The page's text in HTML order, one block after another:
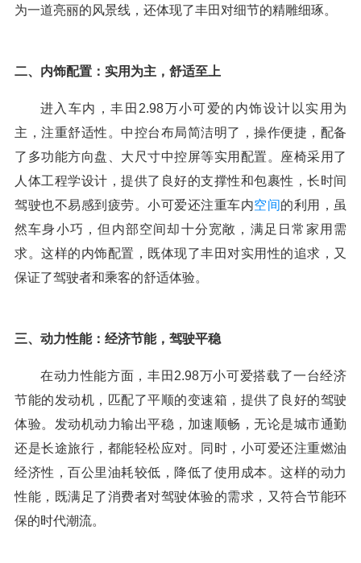
为一道亮丽的风景线，还体现了丰田对细节的精雕细琢。
二、内饰配置：实用为主，舒适至上
进入车内，丰田2.98万小可爱的内饰设计以实用为
主，注重舒适性。中控台布局简洁明了，操作便捷，配备
了多功能方向盘、大尺寸中控屏等实用配置。座椅采用了
人体工程学设计，提供了良好的支撑性和包裹性，长时间
驾驶也不易感到疲劳。小可爱还注重车内空间的利用，虽
然车身小巧，但内部空间却十分宽敞，满足日常家用需
求。这样的内饰配置，既体现了丰田对实用性的追求，又
保证了驾驶者和乘客的舒适体验。
三、动力性能：经济节能，驾驶平稳
在动力性能方面，丰田2.98万小可爱搭载了一台经济
节能的发动机，匹配了平顺的变速箱，提供了良好的驾驶
体验。发动机动力输出平稳，加速顺畅，无论是城市通勤
还是长途旅行，都能轻松应对。同时，小可爱还注重燃油
经济性，百公里油耗较低，降低了使用成本。这样的动力
性能，既满足了消费者对驾驶体验的需求，又符合节能环
保的时代潮流。